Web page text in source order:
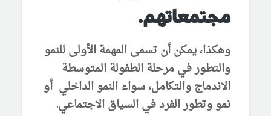
مجتمعاتهم.
وهكذا، يمكن أن تسمى المهمة الأولى للنمو
والتطور في مرحلة الطفولة المتوسطة
الاندماج والتكامل، سواء النمو الداخلي أو
نمو وتطور الفرد في السياق الاجتماعي.